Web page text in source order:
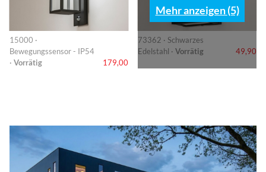
15000 ·
Bewegungssensor - IP54
· Vorrätig 179,00
73362 · Schwarzes
Edelstahl · Vorrätig 49,90
Mehr anzeigen (5)